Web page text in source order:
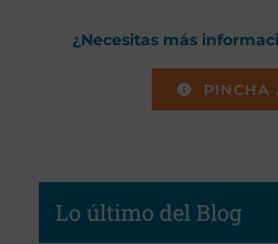
¿Necesitas más
PINCHA
Lo último del Blog